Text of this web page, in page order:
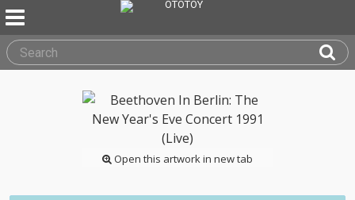
Open this artwork in new tab